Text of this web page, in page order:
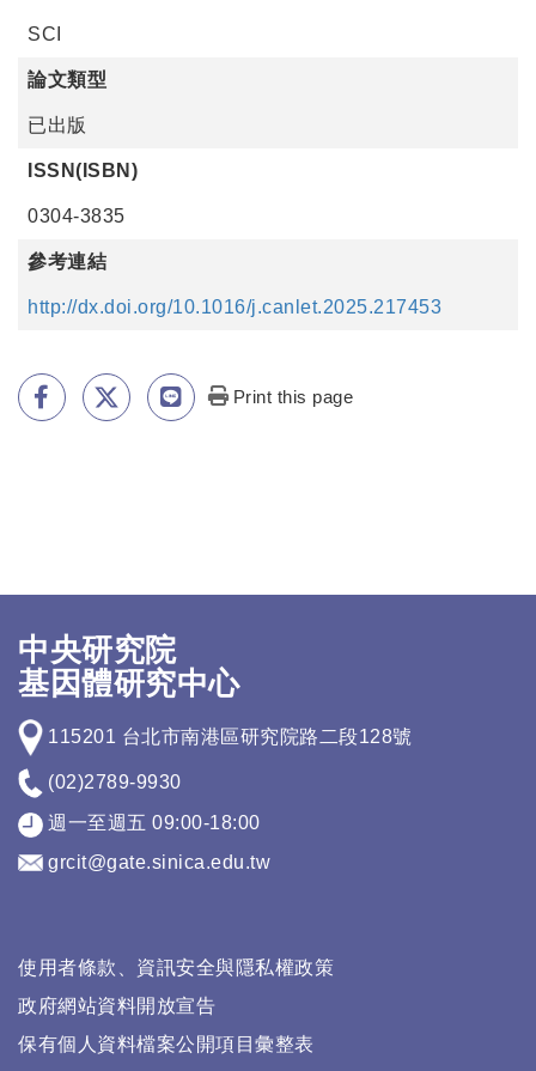
SCI
論文類型
已出版
ISSN(ISBN)
0304-3835
參考連結
http://dx.doi.org/10.1016/j.canlet.2025.217453
Print this page
中央研究院
基因體研究中心
115201 台北市南港區研究院路二段128號
(02)2789-9930
週一至週五 09:00-18:00
grcit@gate.sinica.edu.tw
使用者條款、資訊安全與隱私權政策
政府網站資料開放宣告
保有個人資料檔案公開項目彙整表